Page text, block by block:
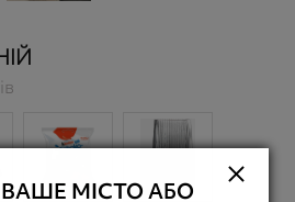
ВАШЕ МІСТО АБО